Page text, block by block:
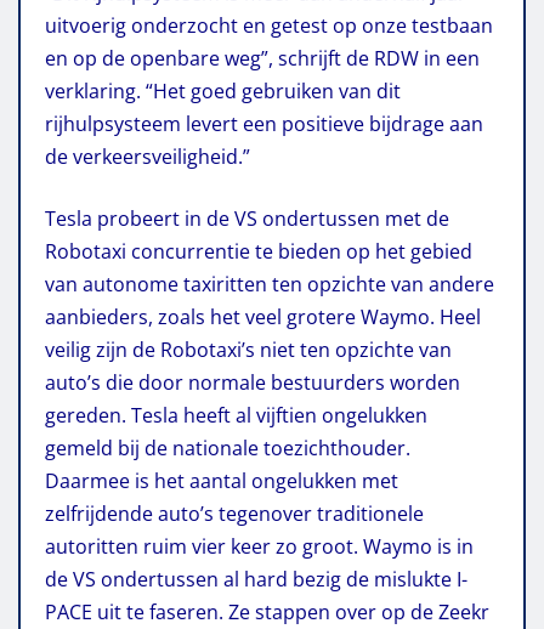
uitvoerig onderzocht en getest op onze testbaan
en op de openbare weg”, schrijft de RDW in een
verklaring. “Het goed gebruiken van dit
rijhulpsysteem levert een positieve bijdrage aan
de verkeersveiligheid.”
Tesla probeert in de VS ondertussen met de
Robotaxi concurrentie te bieden op het gebied
van autonome taxiritten ten opzichte van andere
aanbieders, zoals het veel grotere Waymo. Heel
veilig zijn de Robotaxi’s niet ten opzichte van
auto’s die door normale bestuurders worden
gereden. Tesla heeft al vijftien ongelukken
gemeld bij de nationale toezichthouder.
Daarmee is het aantal ongelukken met
zelfrijdende auto’s tegenover traditionele
autoritten ruim vier keer zo groot. Waymo is in
de VS ondertussen al hard bezig de mislukte I-
PACE uit te faseren. Ze stappen over op de Zeekr